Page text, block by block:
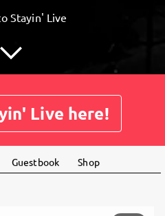
Stayin' Live
Live here!
Guestbook Shop